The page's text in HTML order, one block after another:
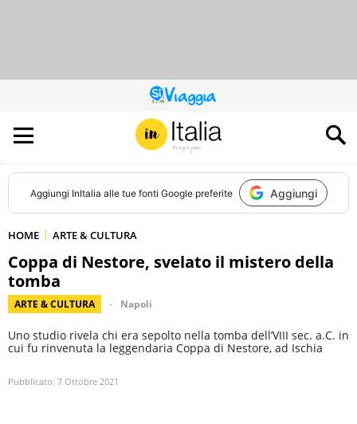
QUESTO
SITO
CONTRIBUISCE
ALL’AUDIENCE
DI
Aggiungi InItalia alle tue fonti Google preferite Aggiungi
HOME ARTE & CULTURA
Coppa di Nestore, svelato il mistero della
tomba
ARTE & CULTURA Napoli
Uno studio rivela chi era sepolto nella tomba dell’VIII sec. a.C. in
cui fu rinvenuta la leggendaria Coppa di Nestore, ad Ischia
Pubblicato: 7 Ottobre 2021